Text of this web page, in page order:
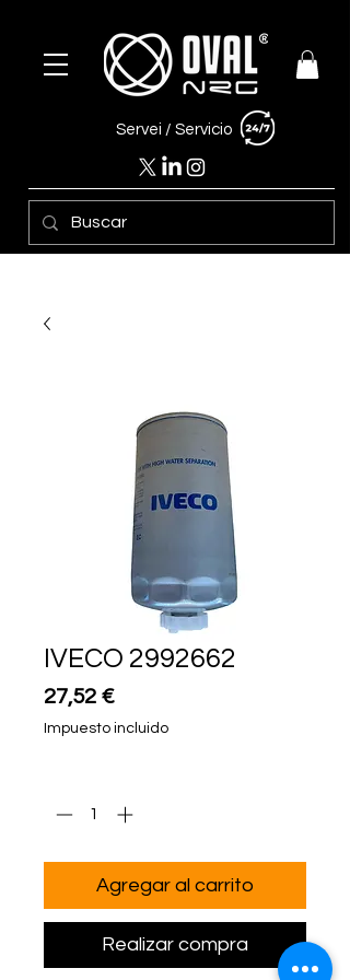
Servei / Servicio
IVECO 2992662
27,52 €Precio
Impuesto incluido
Agregar al carrito
Realizar compra